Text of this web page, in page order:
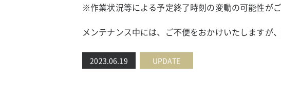
※作業状況等による予定終了時刻の変動の可能性がご
メンテナンス中には、ご不便をおかけいたしますが
2023.06.19 UPDATE